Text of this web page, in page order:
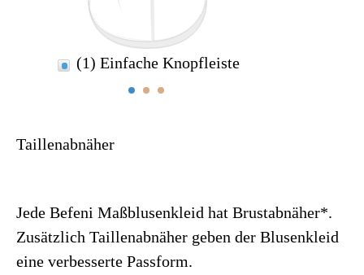
(1) Einfache Knopfleiste
Taillenabnäher
Jede Befeni Maßblusenkleid hat Brustabnäher*.
Zusätzlich Taillenabnäher geben der Blusenkleid
eine verbesserte Passform.